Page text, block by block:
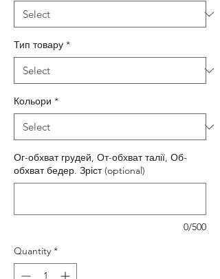
Тип товару *
Кольори *
Ог-обхват грудей, От-обхват талії, Об-
обхват бедер. Зріст (optional)
0/500
Quantity *